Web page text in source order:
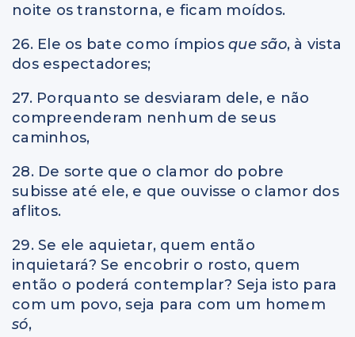
noite os transtorna, e ficam moídos.
26. Ele os bate como ímpios que são, à vista
dos espectadores;
27. Porquanto se desviaram dele, e não
compreenderam nenhum de seus
caminhos,
28. De sorte que o clamor do pobre
subisse até ele, e que ouvisse o clamor dos
aflitos.
29. Se ele aquietar, quem então
inquietará? Se encobrir o rosto, quem
então o poderá contemplar? Seja isto para
com um povo, seja para com um homem
só,